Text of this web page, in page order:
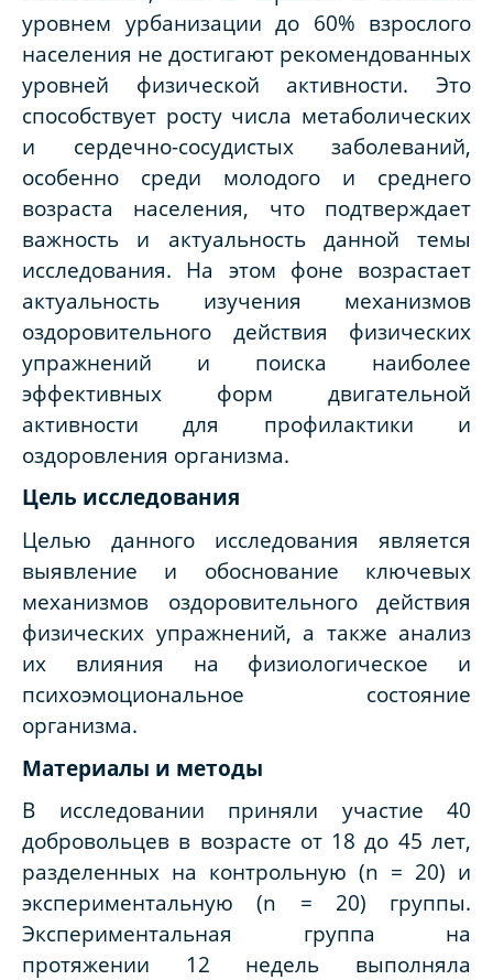
уровнем урбанизации до 60% взрослого
населения не достигают рекомендованных
уровней физической активности. Это
способствует росту числа метаболических
и сердечно-сосудистых заболеваний,
особенно среди молодого и среднего
возраста населения, что подтверждает
важность и актуальность данной темы
исследования. На этом фоне возрастает
актуальность изучения механизмов
оздоровительного действия физических
упражнений и поиска наиболее
эффективных форм двигательной
активности для профилактики и
оздоровления организма.
Цель исследования
Целью данного исследования является
выявление и обоснование ключевых
механизмов оздоровительного действия
физических упражнений, а также анализ
их влияния на физиологическое и
психоэмоциональное состояние
организма.
Материалы и методы
В исследовании приняли участие 40
добровольцев в возрасте от 18 до 45 лет,
разделенных на контрольную (n = 20) и
экспериментальную (n = 20) группы.
Экспериментальная группа на
протяжении 12 недель выполняла